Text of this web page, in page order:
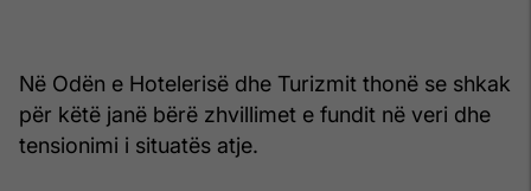
Në Odën e Hotelerisë dhe Turizmit thonë se shkak
për këtë janë bërë zhvillimet e fundit në veri dhe
tensionimi i situatës atje.